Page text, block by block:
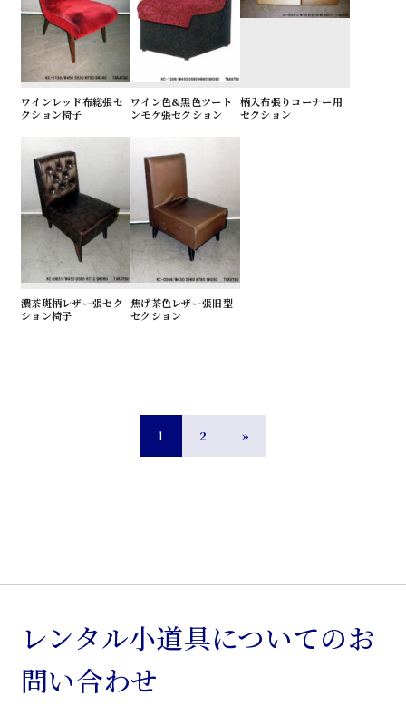
ワインレッド布総張セ
クション椅子
ワイン色&黒色ツート
ンモケ張セクション
柄入布張りコーナー用
セクション
濃茶斑柄レザー張セク
ション椅子
焦げ茶色レザー張旧型
セクション
1 2 »
レンタル小道具についてのお
問い合わせ